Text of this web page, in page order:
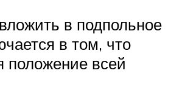
в подпольное
в том, что
положение всей